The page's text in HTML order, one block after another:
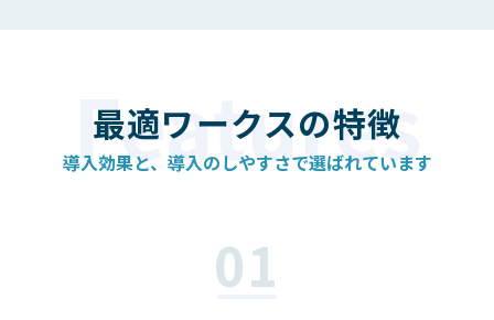
最適ワークスの特徴
導入効果と、導入のしやすさで選ばれています
01